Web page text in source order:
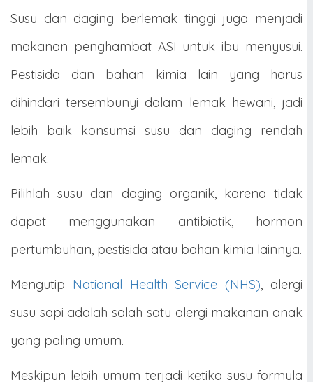
Susu dan daging berlemak tinggi juga menjadi
makanan penghambat ASI untuk ibu menyusui.
Pestisida dan bahan kimia lain yang harus
dihindari tersembunyi dalam lemak hewani, jadi
lebih baik konsumsi susu dan daging rendah
lemak.
Pilihlah susu dan daging organik, karena tidak
dapat menggunakan antibiotik, hormon
pertumbuhan, pestisida atau bahan kimia lainnya.
Mengutip National Health Service (NHS), alergi
susu sapi adalah salah satu alergi makanan anak
yang paling umum.
Meskipun lebih umum terjadi ketika susu formula